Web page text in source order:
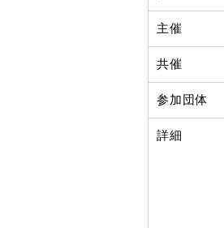
主催
共催
参加団体
詳細